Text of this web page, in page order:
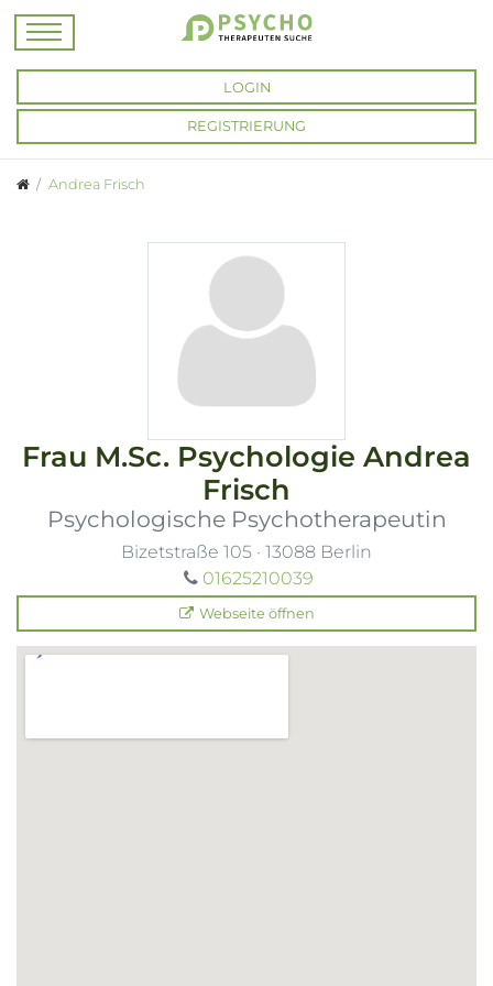
LOGIN
REGISTRIERUNG
Andrea Frisch
Frau M.Sc. Psychologie Andrea
Frisch
Psychologische Psychotherapeutin
Bizetstraße 105 · 13088 Berlin
01625210039
Webseite öffnen